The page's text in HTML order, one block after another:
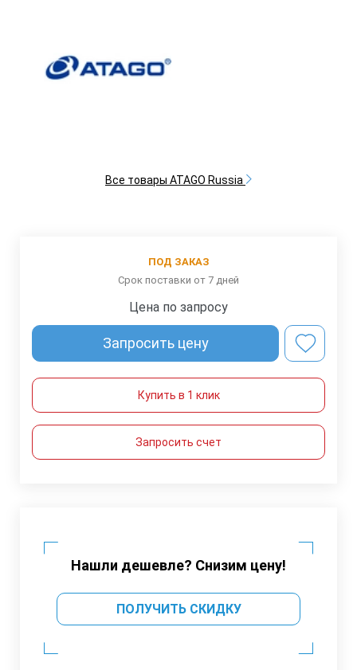
Все товары ATAGO Russia
ПОД ЗАКАЗ
Срок поставки от 7 дней
Цена по запросу
Запросить цену
Купить в 1 клик
Запросить счет
Нашли дешевле? Снизим цену!
ПОЛУЧИТЬ СКИДКУ